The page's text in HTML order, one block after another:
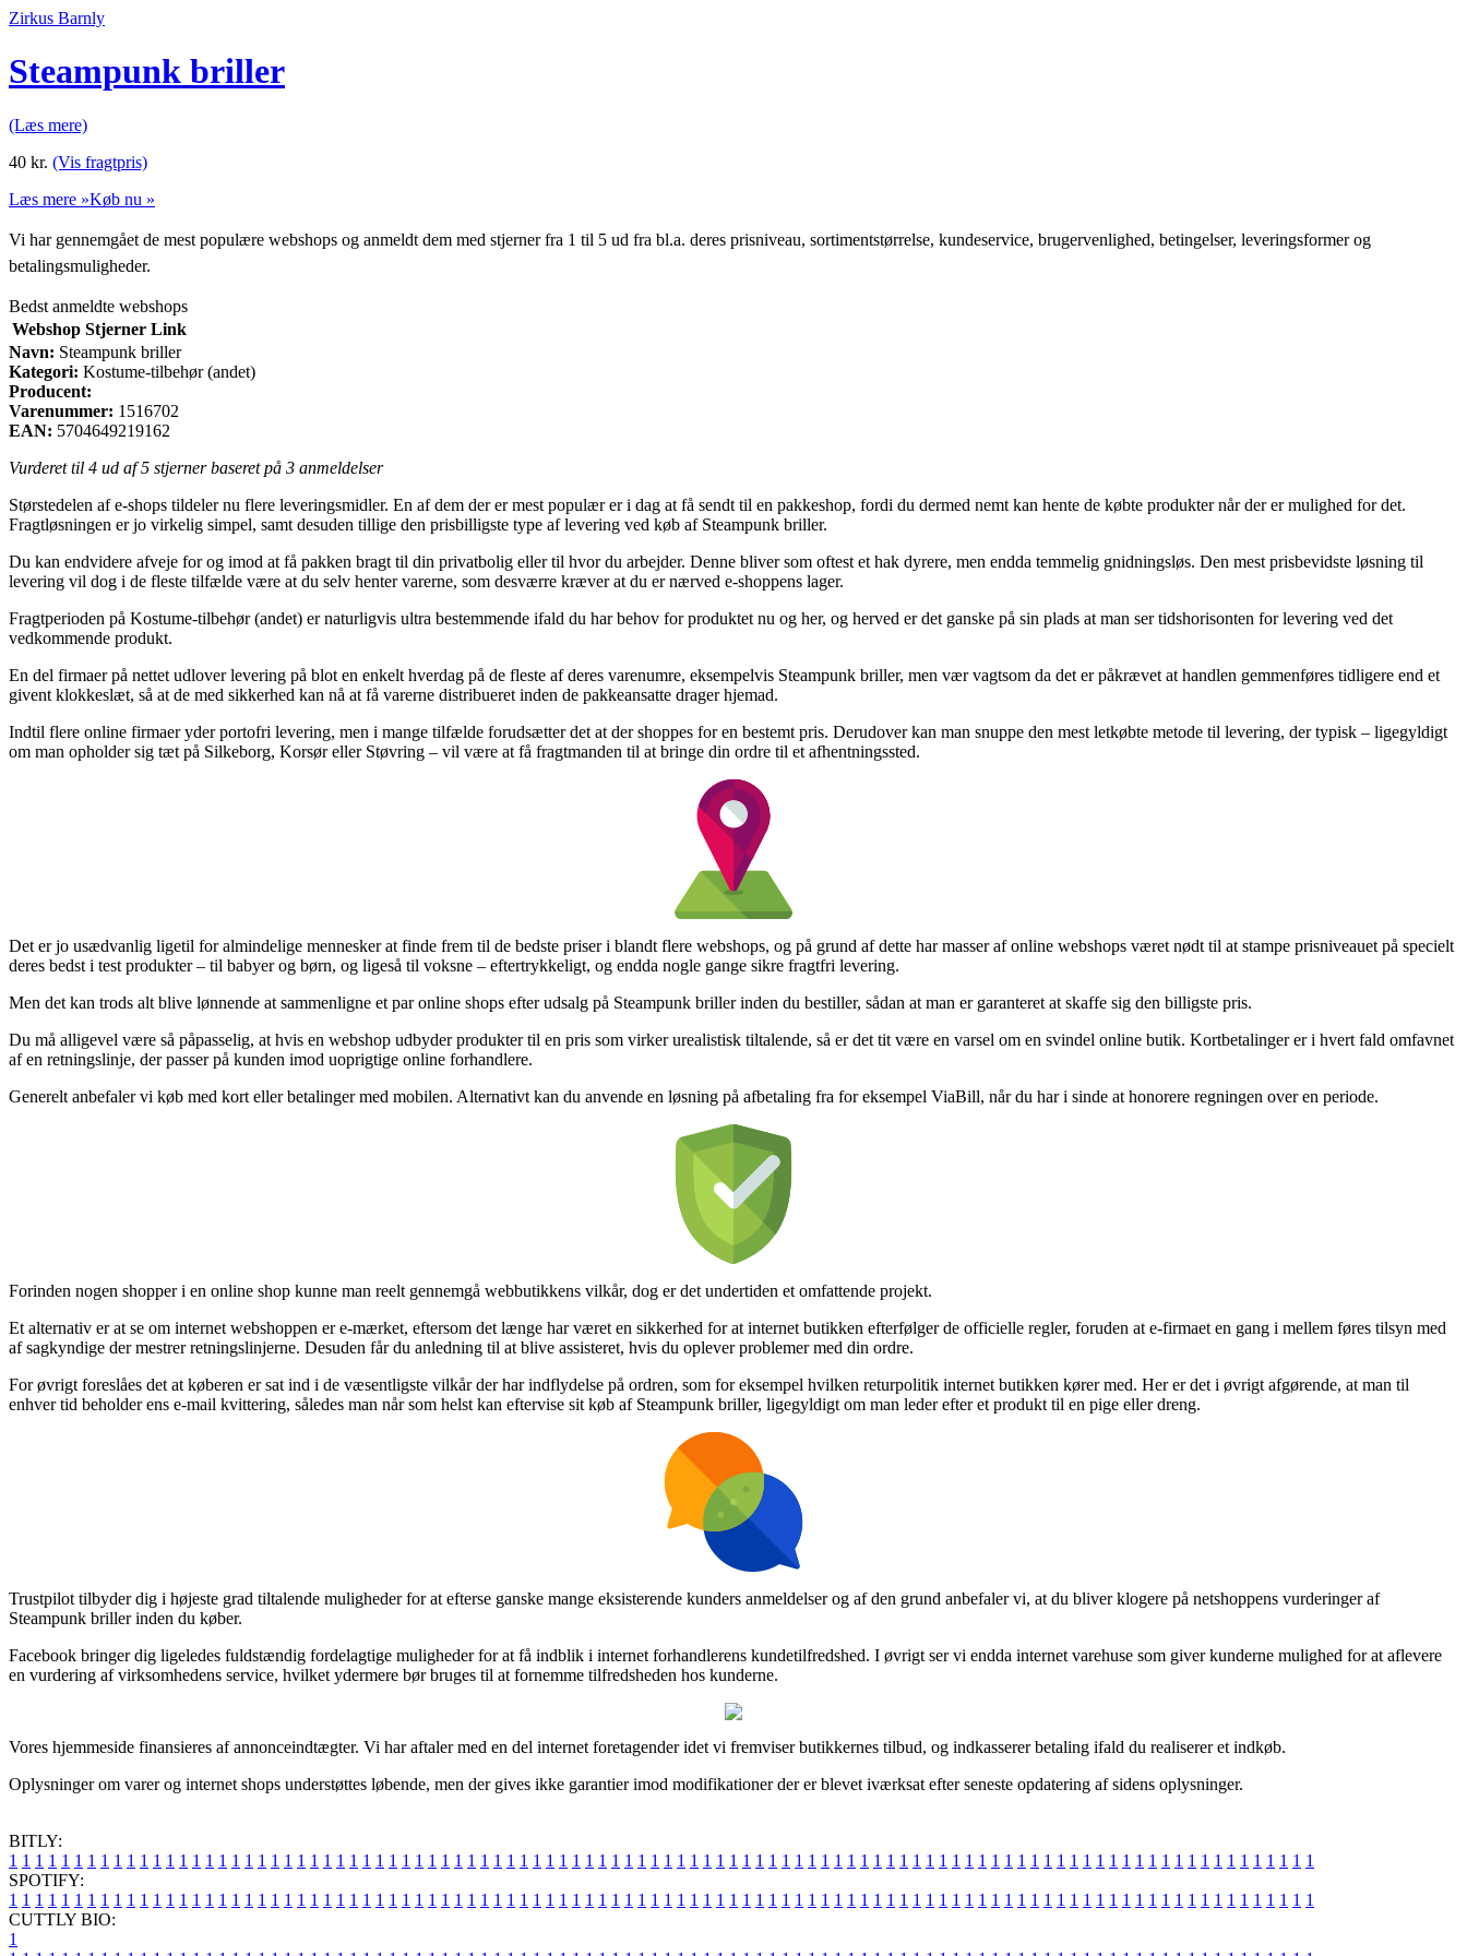
Zirkus Barnly
Steampunk briller
(Læs mere)
40 kr. (Vis fragtpris)
Læs mere »Køb nu »
Vi har gennemgået de mest populære webshops og anmeldt dem med stjerner fra 1 til 5 ud fra bl.a. deres prisniveau, sortimentstørrelse, kundeservice, brugervenlighed, betingelser, leveringsformer og
betalingsmuligheder.
Bedst anmeldte webshops
Webshop Stjerner Link
Navn: Steampunk briller
Kategori: Kostume-tilbehør (andet)
Producent:
Varenummer: 1516702
EAN: 5704649219162
Vurderet til 4 ud af 5 stjerner baseret på 3 anmeldelser
Størstedelen af e-shops tildeler nu flere leveringsmidler. En af dem der er mest populær er i dag at få sendt til en pakkeshop, fordi du dermed nemt kan hente de købte produkter når der er mulighed for det.
Fragtløsningen er jo virkelig simpel, samt desuden tillige den prisbilligste type af levering ved køb af Steampunk briller.
Du kan endvidere afveje for og imod at få pakken bragt til din privatbolig eller til hvor du arbejder. Denne bliver som oftest et hak dyrere, men endda temmelig gnidningsløs. Den mest prisbevidste løsning til
levering vil dog i de fleste tilfælde være at du selv henter varerne, som desværre kræver at du er nærved e-shoppens lager.
Fragtperioden på Kostume-tilbehør (andet) er naturligvis ultra bestemmende ifald du har behov for produktet nu og her, og herved er det ganske på sin plads at man ser tidshorisonten for levering ved det
vedkommende produkt.
En del firmaer på nettet udlover levering på blot en enkelt hverdag på de fleste af deres varenumre, eksempelvis Steampunk briller, men vær vagtsom da det er påkrævet at handlen gemmenføres tidligere end et
givent klokkeslæt, så at de med sikkerhed kan nå at få varerne distribueret inden de pakkeansatte drager hjemad.
Indtil flere online firmaer yder portofri levering, men i mange tilfælde forudsætter det at der shoppes for en bestemt pris. Derudover kan man snuppe den mest letkøbte metode til levering, der typisk – ligegyldigt
om man opholder sig tæt på Silkeborg, Korsør eller Støvring – vil være at få fragtmanden til at bringe din ordre til et afhentningssted.
Det er jo usædvanlig ligetil for almindelige mennesker at finde frem til de bedste priser i blandt flere webshops, og på grund af dette har masser af online webshops været nødt til at stampe prisniveauet på specielt
deres bedst i test produkter – til babyer og børn, og ligeså til voksne – eftertrykkeligt, og endda nogle gange sikre fragtfri levering.
Men det kan trods alt blive lønnende at sammenligne et par online shops efter udsalg på Steampunk briller inden du bestiller, sådan at man er garanteret at skaffe sig den billigste pris.
Du må alligevel være så påpasselig, at hvis en webshop udbyder produkter til en pris som virker urealistisk tiltalende, så er det tit være en varsel om en svindel online butik. Kortbetalinger er i hvert fald omfavnet
af en retningslinje, der passer på kunden imod uoprigtige online forhandlere.
Generelt anbefaler vi køb med kort eller betalinger med mobilen. Alternativt kan du anvende en løsning på afbetaling fra for eksempel ViaBill, når du har i sinde at honorere regningen over en periode.
Forinden nogen shopper i en online shop kunne man reelt gennemgå webbutikkens vilkår, dog er det undertiden et omfattende projekt.
Et alternativ er at se om internet webshoppen er e-mærket, eftersom det længe har været en sikkerhed for at internet butikken efterfølger de officielle regler, foruden at e-firmaet en gang i mellem føres tilsyn med
af sagkyndige der mestrer retningslinjerne. Desuden får du anledning til at blive assisteret, hvis du oplever problemer med din ordre.
For øvrigt foreslåes det at køberen er sat ind i de væsentligste vilkår der har indflydelse på ordren, som for eksempel hvilken returpolitik internet butikken kører med. Her er det i øvrigt afgørende, at man til
enhver tid beholder ens e-mail kvittering, således man når som helst kan eftervise sit køb af Steampunk briller, ligegyldigt om man leder efter et produkt til en pige eller dreng.
Trustpilot tilbyder dig i højeste grad tiltalende muligheder for at efterse ganske mange eksisterende kunders anmeldelser og af den grund anbefaler vi, at du bliver klogere på netshoppens vurderinger af
Steampunk briller inden du køber.
Facebook bringer dig ligeledes fuldstændig fordelagtige muligheder for at få indblik i internet forhandlerens kundetilfredshed. I øvrigt ser vi endda internet varehuse som giver kunderne mulighed for at aflevere
en vurdering af virksomhedens service, hvilket ydermere bør bruges til at fornemme tilfredsheden hos kunderne.
Vores hjemmeside finansieres af annonceindtægter. Vi har aftaler med en del internet foretagender idet vi fremviser butikkernes tilbud, og indkasserer betaling ifald du realiserer et indkøb.
Oplysninger om varer og internet shops understøttes løbende, men der gives ikke garantier imod modifikationer der er blevet iværksat efter seneste opdatering af sidens oplysninger.
BITLY:
1 1 1 1 1 1 1 1 1 1 1 1 1 1 1 1 1 1 1 1 1 1 1 1 1 1 1 1 1 1 1 1 1 1 1 1 1 1 1 1 1 1 1 1 1 1 1 1 1 1 1 1 1 1 1 1 1 1 1 1 1 1 1 1 1 1 1 1 1 1 1 1 1 1 1 1 1 1 1 1 1 1 1 1 1 1 1 1 1 1 1 1 1 1 1 1 1 1 1 1
SPOTIFY:
1 1 1 1 1 1 1 1 1 1 1 1 1 1 1 1 1 1 1 1 1 1 1 1 1 1 1 1 1 1 1 1 1 1 1 1 1 1 1 1 1 1 1 1 1 1 1 1 1 1 1 1 1 1 1 1 1 1 1 1 1 1 1 1 1 1 1 1 1 1 1 1 1 1 1 1 1 1 1 1 1 1 1 1 1 1 1 1 1 1 1 1 1 1 1 1 1 1 1 1
CUTTLY BIO:
1